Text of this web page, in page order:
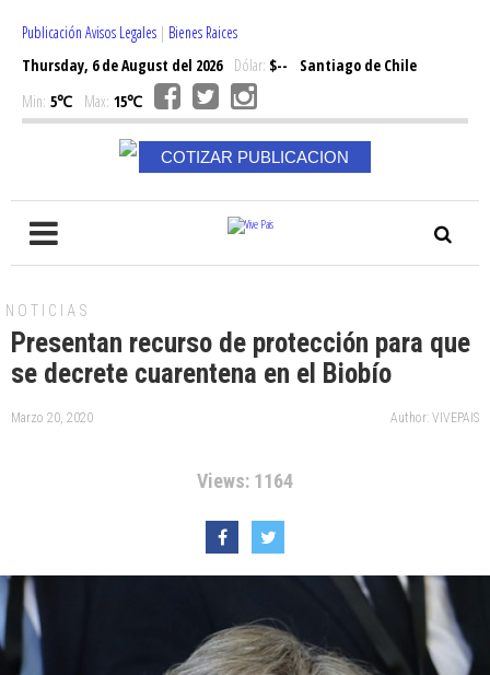
Publicación Avisos Legales | Bienes Raices
Thursday, 6 de August del 2026Dólar: $--
Santiago de Chile
Min: 5℃ Max: 15℃
COTIZAR PUBLICACION
NOTICIAS
Presentan recurso de protección para que
se decrete cuarentena en el Biobío
Marzo 20, 2020 Author: VIVEPAIS
Views: 1164